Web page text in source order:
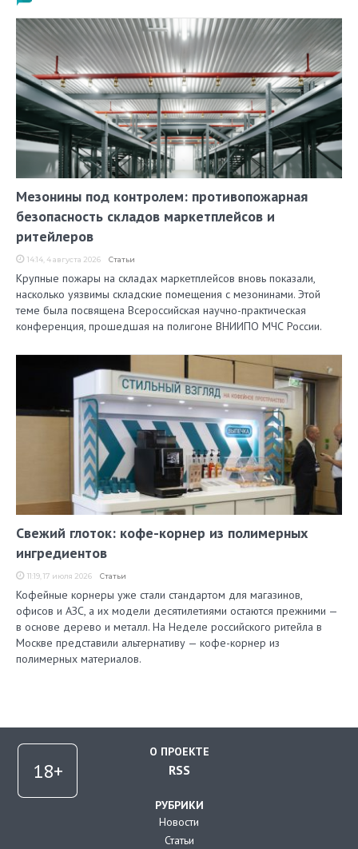
Мезонины под контролем: противопожарная
безопасность складов маркетплейсов и
ритейлеров
14:14, 4 августа 2026 Статьи
Крупные пожары на складах маркетплейсов вновь показали,
насколько уязвимы складские помещения с мезонинами. Этой
теме была посвящена Всероссийская научно-практическая
конференция, прошедшая на полигоне ВНИИПО МЧС России.
Свежий глоток: кофе-корнер из полимерных
ингредиентов
11:19, 17 июля 2026 Статьи
Кофейные корнеры уже стали стандартом для магазинов,
офисов и АЗС, а их модели десятилетиями остаются прежними —
в основе дерево и металл. На Неделе российского ритейла в
Москве представили альтернативу — кофе-корнер из
полимерных материалов.
О ПРОЕКТЕ
RSS
РУБРИКИ
Новости
Статьи